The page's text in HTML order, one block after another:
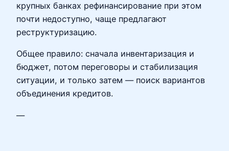
крупных банках рефинансирование при этом
почти недоступно, чаще предлагают
реструктуризацию.
Общее правило: сначала инвентаризация и
бюджет, потом переговоры и стабилизация
ситуации, и только затем — поиск вариантов
объединения кредитов.
—